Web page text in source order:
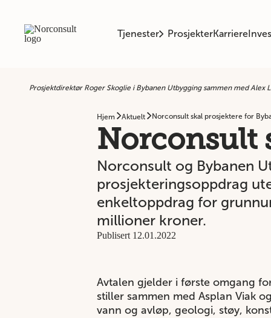
Tjenester ProsjekterKarriere
Prosjektdirektør Roger Skoglie i Bybanen Utbygging sammen med
Hjem Aktuelt Norconsult skal prosjektere for
Norconsult
Norconsult og Bybanen
prosjekteringsoppdrag
enkeltoppdrag for
millioner kroner.
Publisert 12.01.2022
Avtalen gjelder i første omgang
stiller sammen med Asplan Viak
vann og avløp, geologi, støy,